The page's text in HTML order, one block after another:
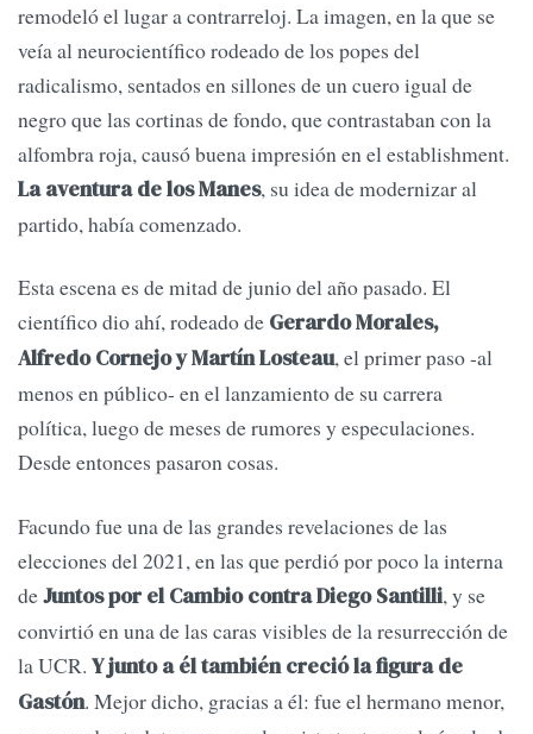
remodeló el lugar a contrarreloj. La imagen, en la que se
veía al neurocientífico rodeado de los popes del
radicalismo, sentados en sillones de un cuero igual de
negro que las cortinas de fondo, que contrastaban con la
alfombra roja, causó buena impresión en el establishment.
La aventura de los Manes, su idea de modernizar al
partido, había comenzado.
Esta escena es de mitad de junio del año pasado. El
científico dio ahí, rodeado de Gerardo Morales,
Alfredo Cornejo y Martín Losteau, el primer paso -al
menos en público- en el lanzamiento de su carrera
política, luego de meses de rumores y especulaciones.
Desde entonces pasaron cosas.
Facundo fue una de las grandes revelaciones de las
elecciones del 2021, en las que perdió por poco la interna
deJuntos por el Cambio contra Diego Santilli, y se
convirtió en una de las caras visibles de la resurrección de
la UCR. Y junto a él también creció la figura de
Gastón. Mejor dicho, gracias a él: fue el hermano menor,